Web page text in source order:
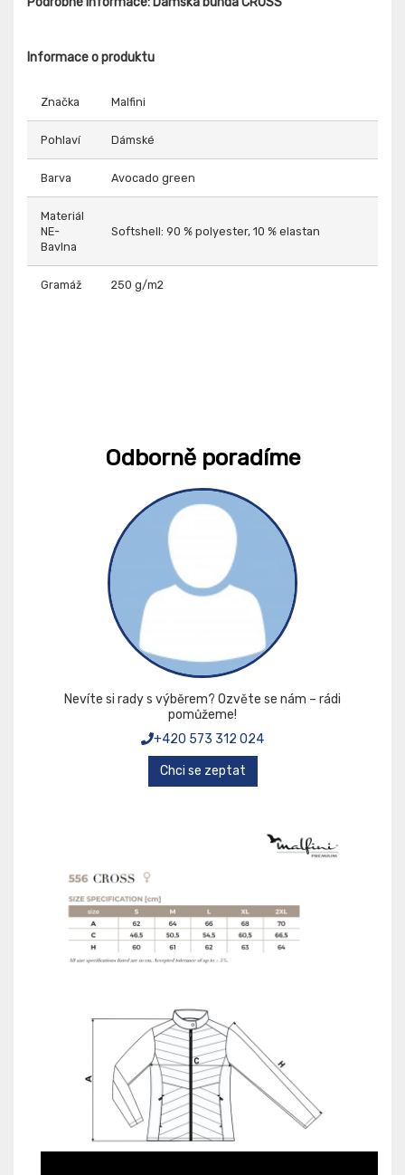
Informace o produktu
Značka Malfini
Pohlaví Dámské
Barva Avocado green
Materiál
NE-
Bavlna
Softshell: 90 % polyester, 10 % elastan
Gramáž 250 g/m2
Odborně poradíme
Nevíte si rady s výběrem? Ozvěte se nám – rádi
pomůžeme!
+420 573 312 024
Chci se zeptat